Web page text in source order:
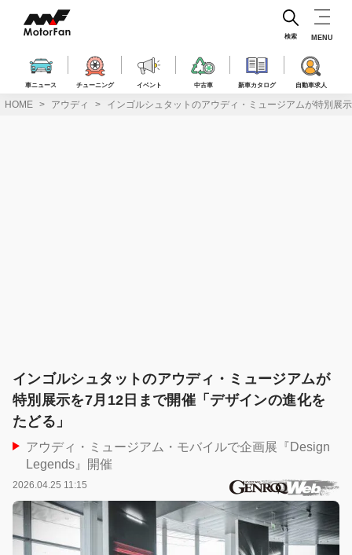
ス
車ニュース チューニング イベント 中古車 新車カタログ 自動車求人
検索 MENU
HOME アウディ インゴルシュタットのアウディ・ミュージアムが特別展
インゴルシュタットのアウディ・ミュージアムが
特別展示を7月12日まで開催「デザインの進化を
たどる」
アウディ・ミュージアム・モバイルで企画展『Design
Legends』開催
2026.04.25 11:15